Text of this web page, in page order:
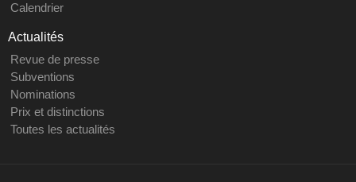
Calendrier
Actualités
Revue de presse
Subventions
Nominations
Prix et distinctions
Toutes les actualités